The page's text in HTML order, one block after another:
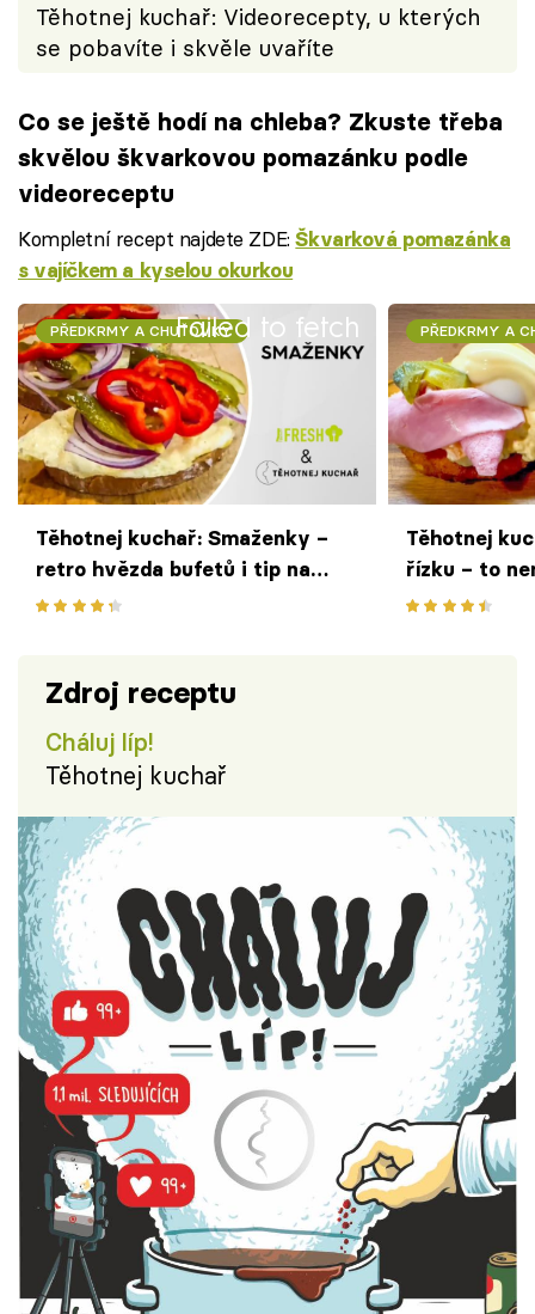
Těhotnej kuchař: Videorecepty, u kterých
se pobavíte i skvěle uvaříte
Co se ještě hodí na chleba? Zkuste třeba
skvělou škvarkovou pomazánku podle
videoreceptu
Kompletní recept najdete ZDE:Škvarková pomazánka
s vajíčkem a kyselou okurkou
Failed to fetch
PŘEDKRMY A CHUŤOVKY
Těhotnej kuchař: Smaženky –
retro hvězda bufetů i tip na
rychlou večeři
PŘEDKRMY A
Těhotnej
řízku – to
špatně!
Zdroj receptu
Cháluj líp!
Těhotnej kuchař